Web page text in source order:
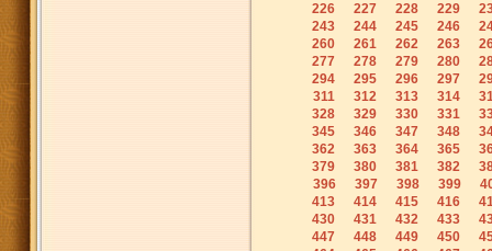
226
227 228 229
243
244 245 246
260
261 262 263
277
278 279 280
294
295 296 297
311
312 313 314
328
329 330 331
345
346 347 348
362
363 364 365
379
380 381 382
396
397 398 399
413
414 415 416
430
431 432 433
447
448 449 450